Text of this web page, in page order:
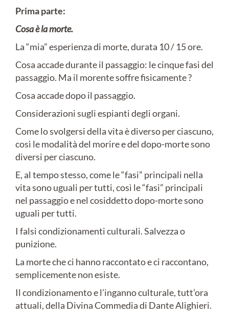
Prima parte:
Cosa è la morte.
La “mia” esperienza di morte, durata 10 / 15 ore.
Cosa accade durante il passaggio: le cinque fasi del
passaggio. Ma il morente soffre fisicamente ?
Cosa accade dopo il passaggio.
Considerazioni sugli espianti degli organi.
Come lo svolgersi della vita è diverso per ciascuno,
così le modalità del morire e del dopo-morte sono
diversi per ciascuno.
E, al tempo stesso, come le “fasi” principali nella
vita sono uguali per tutti, così le “fasi” principali
nel passaggio e nel cosiddetto dopo-morte sono
uguali per tutti.
I falsi condizionamenti culturali. Salvezza o
punizione.
La morte che ci hanno raccontato e ci raccontano,
semplicemente non esiste.
Il condizionamento e l’inganno culturale, tutt’ora
attuali, della Divina Commedia di Dante Alighieri.